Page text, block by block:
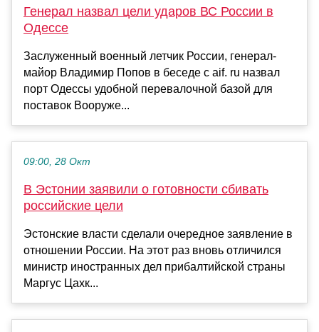
Генерал назвал цели ударов ВС России в
Одессе
Заслуженный военный летчик России, генерал-
майор Владимир Попов в беседе с aif. ru назвал
порт Одессы удобной перевалочной базой для
поставок Вооруже...
09:00, 28 Окт
В Эстонии заявили о готовности сбивать
российские цели
Эстонские власти сделали очередное заявление в
отношении России. На этот раз вновь отличился
министр иностранных дел прибалтийской страны
Маргус Цахк...